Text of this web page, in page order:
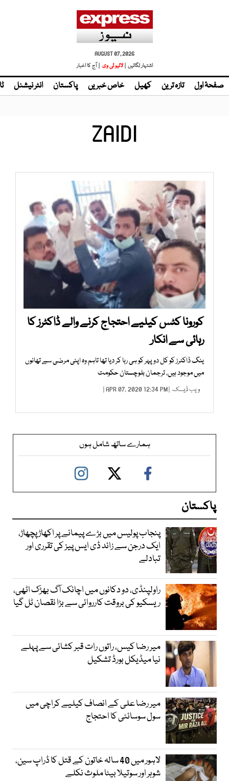
AUGUST 07, 2026
اشتہار لگائیں | لائیو ٹی وی | آج کا اخبار
صفحۂ اول تازہ ترین کھیل خاص خبریں پاکستان انٹر نیشنل
ZAIDI
کورونا کٹس کیلیے احتجاج کرنے والے ڈاکٹرز کا
رہائی سے انکار
ینگ ڈاکٹرز کو کل دوپہر کو ہی رہا کر دیا تھا تاہم وہ اپنی مرضی سے تھانوں
میں موجود ہیں، ترجمان بلوچستان حکومت
ویب ڈیسک | APR 07, 2020 12:34 PM |
ہمارے ساتھ شامل ہوں
پاکستان
پنجاب پولیس میں بڑے پیمانے پر اکھاڑ پچھاڑ،
ایک درجن سے زائد ڈی ایس پیز کی تقرری اور
تبادلے
راولپنڈی، دو دکانوں میں اچانک آگ بھڑک اٹھی،
ریسکیو کی بروقت کارروائی سے بڑا نقصان ٹل گیا
میر رضا کیس، راتوں رات قبر کشائی سے پہلے
نیا میڈیکل بورڈ تشکیل
میر رضا علی کے انصاف کیلیے کراچی میں
سول سوسائٹی کا احتجاج
لاہور میں 40 سالہ خاتون کے قتل کا ڈراپ سین،
شوہر اور سوتیلا بیٹا ملوث نکلے